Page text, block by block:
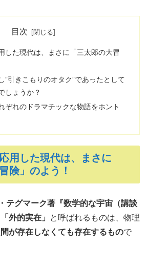
目次
した現代は、まさに「三太郎の大冒
”引きこもりのオタク”であったとして
しょうか？
ぞれのドラマチックな物語をホント
用した現代は、まさに
険」のよう！
テグマーク著『数学的な宇宙（講談
「外的実在」
と呼ばれるものは、物理
間が存在しなくても存在するもので